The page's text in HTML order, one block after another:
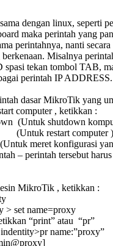
dengan linux, seperti
maka perintah yang
perintahnya, nanti
Misalnya
tekan tombol TAB,
perintah IP ADDRESS.
dasar MikroTik yang
computer , ketikkan :
(Untuk shutdown
(Untuk restart computer )
meret konfigurasi
– perintah tersebut
MikroTik , ketikkan :
> set name=proxy
“print” atau “pr”
name:”proxy”